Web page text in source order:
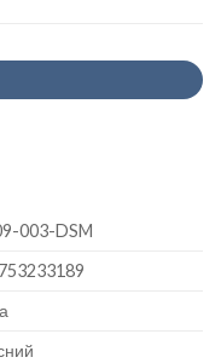
003-DSM